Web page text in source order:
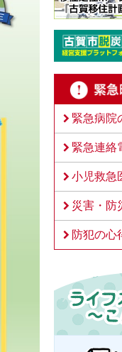
緊急病院
緊急連絡
小児救急
災害・防
防犯の心